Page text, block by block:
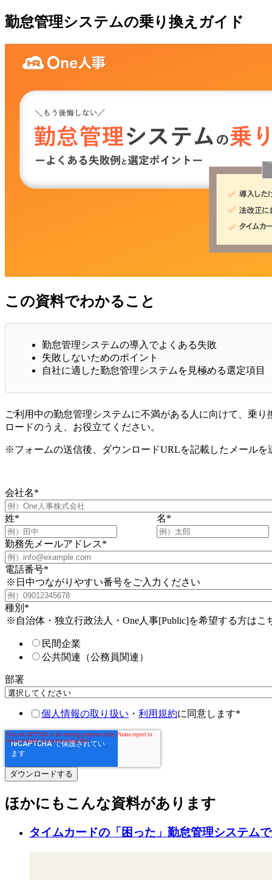
勤怠管理システムの乗り換えガイド
この資料でわかること
勤怠管理システムの導入でよくある失敗
失敗しないためのポイント
自社に適した勤怠管理システムを見極める選定項目
ご利用中の勤怠管理システムに不満がある人に向けて、乗
ロードのうえ、お役立てください。
※フォームの送信後、ダウンロードURLを記載したメールを
会社名*
姓* 名*
勤務先メールアドレス*
電話番号*
※日中つながりやすい番号をご入力ください
種別 *
※自治体・独立行政法人・One人事[Public]を希望する方はこ
民間企業
公共関連（公務員関連）
部署
個人情報の取り扱い ・ 利用規約に同意します*
ほかにもこんな資料があります
タイムカードの「困った」勤怠管理システム